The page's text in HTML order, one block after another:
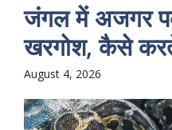
जंगल में अजगर
खरगोश, कैसे
August 4, 2026